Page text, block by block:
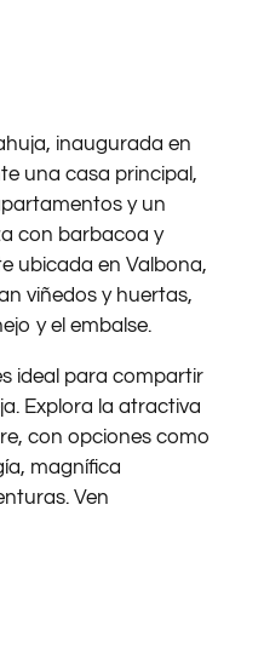
inaugurada en
una casa principal,
y un
con barbacoa y
ubicada en Valbona,
viñedos y huertas,
y el embalse.
ideal para compartir
Explora la atractiva
con opciones como
magnífica
Ven